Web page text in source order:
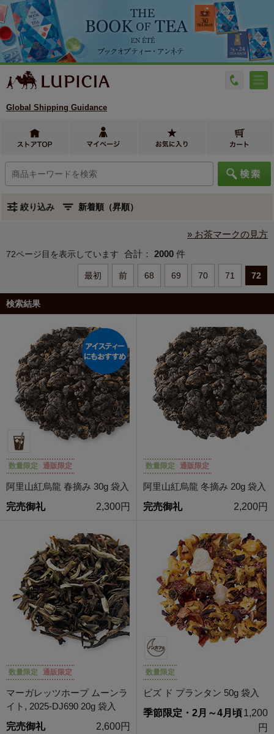
Global Shipping Guidance
絞り込み
» お茶マークの見方
72ページ目を表示しています 合計： 2000 件
最初 前 68 69 70 71 72
検索結果
数量限定 通販限定
阿里山紅烏龍 春摘み 30g 袋入
完売御礼
2,300円
数量限定 通販限定
阿里山紅烏龍 冬摘み 20g 袋入
完売御礼
2,200円
数量限定 通販限定
マーガレッツホープ ムーンラ
イト, 2025-DJ690 20g 袋入
完売御礼
2,600円
数量限定
ビズ ド プランタン 50g 袋入
季節限定・2月～4月頃1,200
円